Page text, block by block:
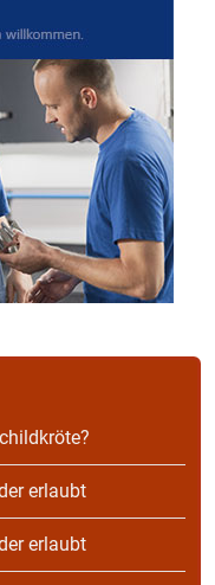
erlaubt
erlaubt